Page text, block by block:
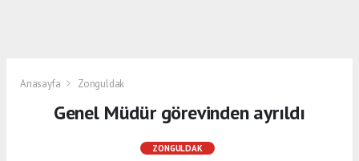
Anasayfa Zonguldak
Genel Müdür görevinden ayrıldı
ZONGULDAK